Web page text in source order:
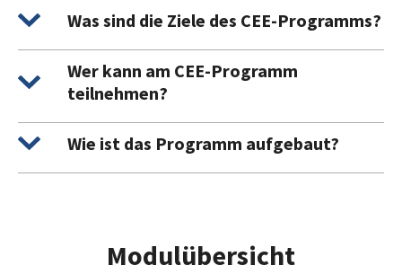
Was sind die Ziele des CEE-Programms?
Wer kann am CEE-Programm
teilnehmen?
Wie ist das Programm aufgebaut?
Modulübersicht